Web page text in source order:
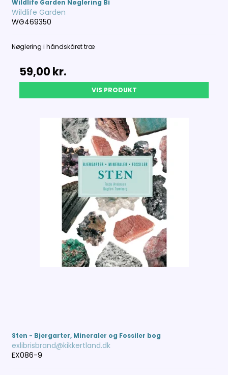
Wildlife Garden Nøglering Bi
Wildlife Garden
WG469350
Nøglering i håndskåret træ
59,00 kr.
VIS PRODUKT
Sten - Bjergarter, Mineraler og Fossiler bog
exlibrisbrand@kikkertland.dk
EX086-9